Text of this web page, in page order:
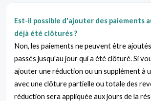
Est-il possible d'ajouter des paiements
déjà été clôturés ?
Non, les paiements ne peuvent être
passés jusqu'au jour qui a été clôturé. Si
ajouter une réduction ou un supplément à
avec une clôture partielle ou totale des
réduction sera appliquée aux jours de la